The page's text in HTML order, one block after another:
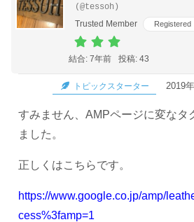
(@tessoh)
Trusted Member
Registered
結合: 7年前 投稿: 43
トピックスターター 2019
すみません、AMPページに変なタ
ました。
正しくはこちらです。
https://www.google.co.jp/amp/
cess%3famp=1